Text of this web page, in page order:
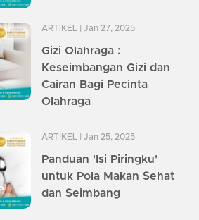
ARTIKEL | Jan 27, 2025
Gizi Olahraga :
Keseimbangan Gizi dan
Cairan Bagi Pecinta
Olahraga
ARTIKEL | Jan 25, 2025
Panduan 'Isi Piringku'
untuk Pola Makan Sehat
dan Seimbang